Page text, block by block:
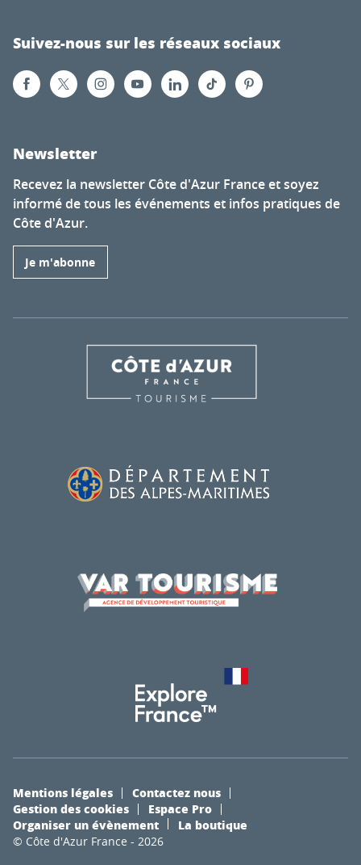
Suivez-nous sur les réseaux sociaux
Newsletter
Recevez la newsletter Côte d'Azur France et soyez
informé de tous les événements et infos pratiques de
Côte d'Azur.
Je m'abonne
© Côte d'Azur France - 2026
Mentions légales
Contactez nous
Gestion des cookies
Espace Pro
Organiser un évènement
La boutique